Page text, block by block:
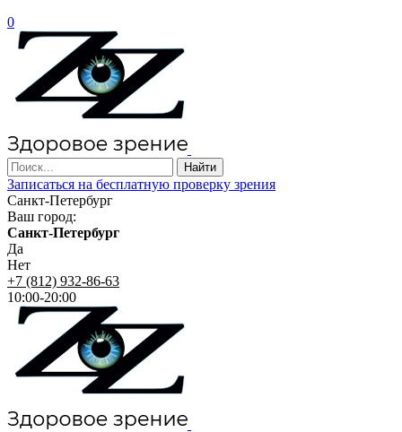
0
Записаться на бесплатную проверку зрения
Санкт-Петербург
Ваш город:
Санкт-Петербург
Да
Нет
+7 (812) 932-86-63
10:00-20:00